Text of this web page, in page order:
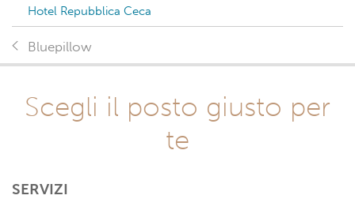
Hotel Repubblica Ceca
Bluepillow
Scegli il posto giusto per
te
SERVIZI